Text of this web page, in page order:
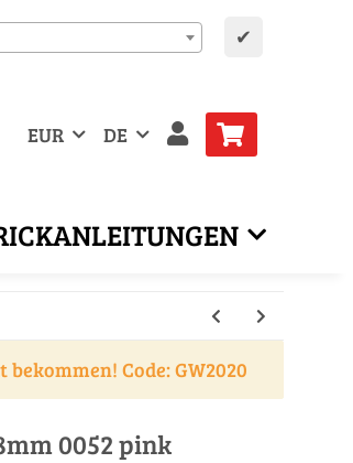
✔
EUR DE
Code: GW2020
0052 pink